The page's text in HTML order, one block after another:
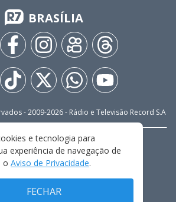
BRASÍLIA
- 2009-2026- Rádio e Televisão Record S.A
FALE CONOSCO
PRIVACIDADE
E CONDIÇÕES DE USO
e tecnologia para
experiência de navegação de
o Aviso de Privacidade.
FECHAR